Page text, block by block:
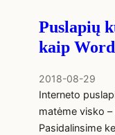
Puslapių
kaip
2018-08-29
Interneto
matėme visko
Pasidalinsime